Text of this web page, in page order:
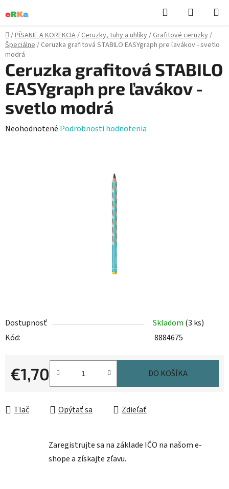
na
obsah
Hľadať
KOŠÍK
Domov
/PÍSANIE A KOREKCIA/Ceruzky, tuhy a uhlíky/Grafitové ceruzky/
Špeciálne/ Ceruzka grafitová STABILO EASYgraph pre ľavákov - svetlo
modrá
Dostupnosť Skladom (3 ks)
Kód:
8884675
€1,70
Jednotková cena:
DO KOŠÍKA
Tlač Opýtať sa Zdieľať
Ceruzka grafitová STABILO
EASYgraph pre ľavákov -
svetlo modrá
Priemerné
Neohodnotené Podrobnosti hodnotenia
Zaregistrujte sa na základe IČO na našom e-
shope a získajte zľavu.